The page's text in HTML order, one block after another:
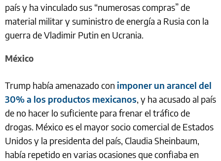
país y ha vinculado sus “numerosas compras” de
material militar y suministro de energía a Rusia con la
guerra de Vladimir Putin en Ucrania.
México
Trump había amenazado con imponer un arancel del
30% a los productos mexicanos, y ha acusado al país
de no hacer lo suficiente para frenar el tráfico de
drogas. México es el mayor socio comercial de Estados
Unidos y la presidenta del país, Claudia Sheinbaum,
había repetido en varias ocasiones que confiaba en